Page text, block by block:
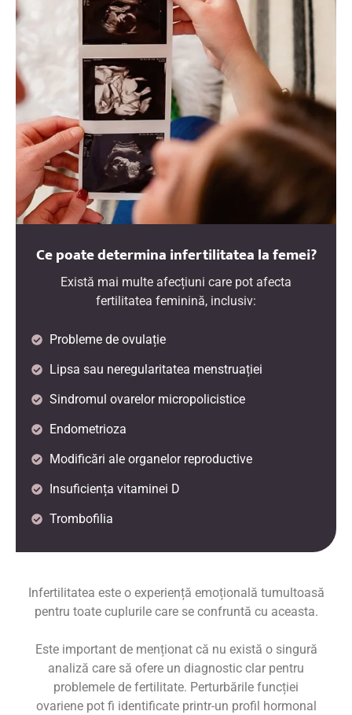
Ce poate determina infertilitatea la femei?
Există mai multe afecțiuni care pot afecta
fertilitatea feminină, inclusiv:
Probleme de ovulație
Lipsa sau neregularitatea menstruației
Sindromul ovarelor micropolicistice
Endometrioza
Modificări ale organelor reproductive
Insuficiența vitaminei D
Trombofilia
Infertilitatea este o experiență emoțională tumultoasă
pentru toate cuplurile care se confruntă cu aceasta.
Este important de menționat că nu există o singură
analiză care să ofere un diagnostic clar pentru
problemele de fertilitate. Perturbările funcției
ovariene pot fi identificate printr-un profil hormonal